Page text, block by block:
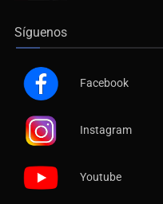
Síguenos
Facebook
Instagram
Youtube